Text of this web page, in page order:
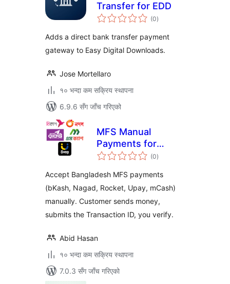
Transfer for EDD
(0कुल
रेटिङ्गहरू
)
Adds a direct bank transfer payment
gateway to Easy Digital Downloads.
Jose Mortellaro
१० भन्दा कम सक्रिय स्थापना
6.9.6 सँग जाँच गरिएको
MFS Manual
Payments for
WooCommerce
(0कुल
रेटिङ्गहरू
)
Accept Bangladesh MFS payments
(bKash, Nagad, Rocket, Upay, mCash)
manually. Customer sends money,
submits the Transaction ID, you verify.
Abid Hasan
१० भन्दा कम सक्रिय स्थापना
7.0.3 सँग जाँच गरिएको